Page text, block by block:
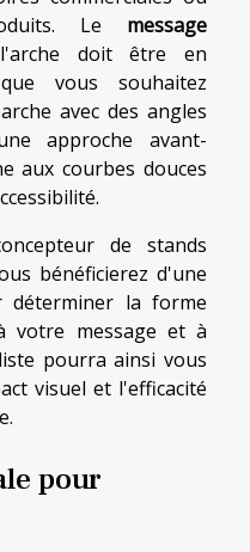
Le message
doit être en
vous souhaitez
avec des angles
approche avant-
aux courbes douces
de stands
bénéficierez d'une
déterminer la forme
votre message et à
pourra ainsi vous
visuel et l'efficacité
pour